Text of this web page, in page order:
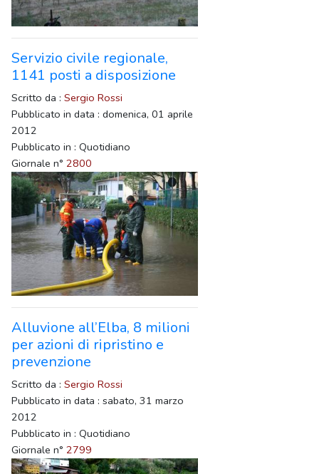
Servizio civile regionale,
1141 posti a disposizione
Scritto da : Sergio Rossi
Pubblicato in data : domenica, 01 aprile
2012
Pubblicato in : Quotidiano
Giornale n° 2800
Alluvione all’Elba, 8 milioni
per azioni di ripristino e
prevenzione
Scritto da : Sergio Rossi
Pubblicato in data : sabato, 31 marzo
2012
Pubblicato in : Quotidiano
Giornale n° 2799